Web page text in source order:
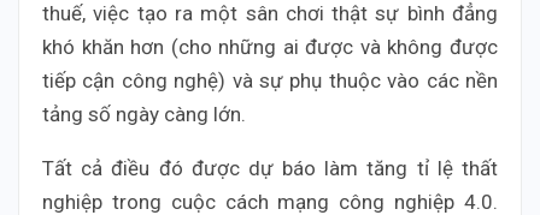
thuế, việc tạo ra một sân chơi thật sự bình đẳng
khó khăn hơn (cho những ai được và không được
tiếp cận công nghệ) và sự phụ thuộc vào các nền
tảng số ngày càng lớn.
Tất cả điều đó được dự báo làm tăng tỉ lệ thất
nghiệp trong cuộc cách mạng công nghiệp 4.0.